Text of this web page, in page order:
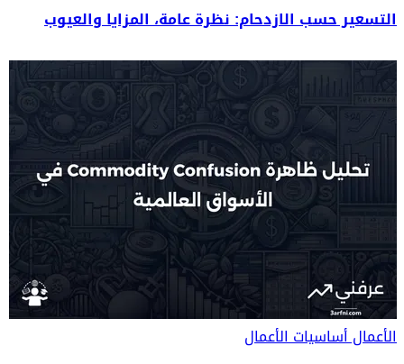
التسعير حسب الازدحام: نظرة عامة، المزايا والعيوب
الأعمالأساسيات الأعمال